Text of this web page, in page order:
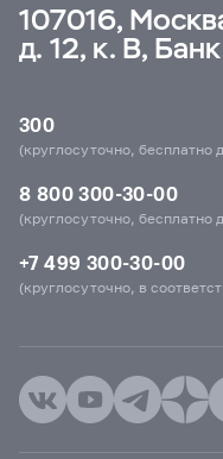
107016,
д. 12, к. В,
300
(круглосуточно, бесплатно
8 800 300-30-00
(круглосуточно, бесплатно
+7 499 300-30-00
(круглосуточно, в